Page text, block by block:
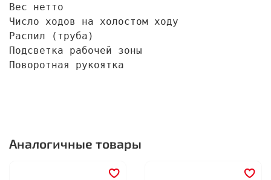
Вес нетто
Число ходов на холостом ходу
Распил (труба)
Подсветка рабочей зоны
Поворотная рукоятка
Аналогичные товары